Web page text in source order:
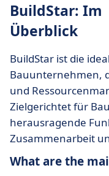
BuildStar: Im
Überblick
BuildStar ist die
Bauunternehmen,
und
Zielgerichtet für
herausragende
Zusammenarbeit
What are the